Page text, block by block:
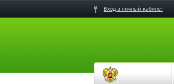
Вход в личный кабинет